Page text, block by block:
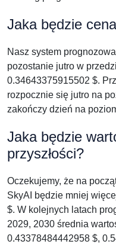
Jaka będzie
Nasz system
pozostanie jutro w
0.34643375915502 $.
rozpocznie się jutro na
zakończy dzień na
Jaka będzie
przyszłości?
Oczekujemy, że na
SkyAI będzie mniej
$. W kolejnych latach
2029, 2030 średnia
0.43378484442958 $,